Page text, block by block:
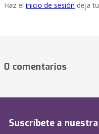
Haz el inicio de sesión deja
0 comentarios
Suscríbete a